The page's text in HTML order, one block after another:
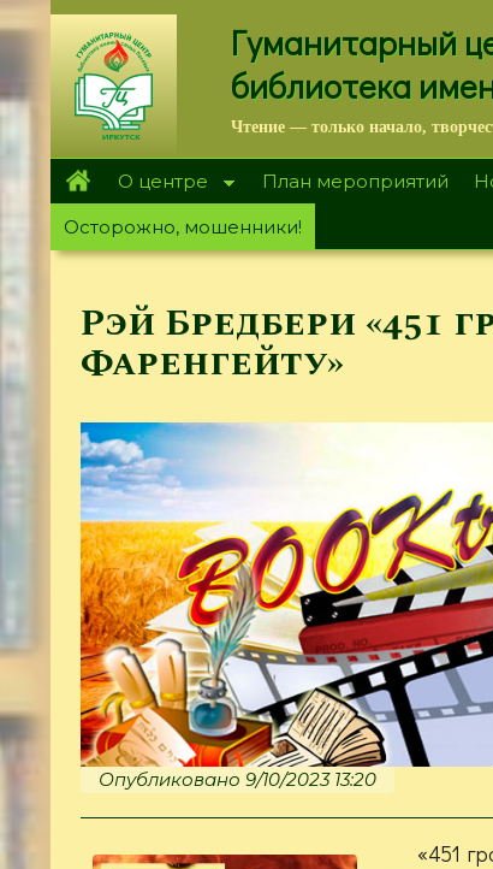
Перейти
к
основному
содержанию
Гуманитарный
библиотека
Чтение — только начало,
О центре План мероприятий
Осторожно, мошенники!
Рэй Бредбери «451
Фаренгейту»
Опубликовано 9/10/2023 13:20
«451